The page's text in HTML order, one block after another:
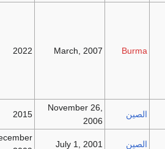
2022
capacity to
2015